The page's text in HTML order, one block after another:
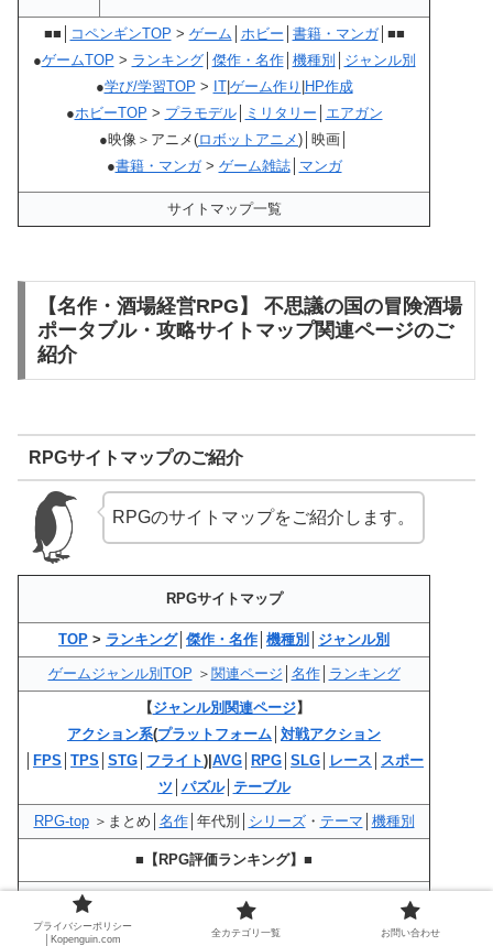
■■│ コペンギンTOP > ゲーム ホビー 書籍・マンガ│■■
●ゲームTOP > ランキング│ 傑作・名作│ 機種別
ジャンル別
●学び/学習TOP > IT| ゲーム作り HP作成
●ホビーTOP > プラモデル│ ミリタリー
エアガン
●映像＞アニメ(ロボットアニメ)│映画│
●書籍・マンガ> ゲーム雑誌│ マンガ
サイトマップ一覧
【名作・酒場経営RPG】 不思議の国の冒険酒場
ポータブル・攻略サイトマップ関連ページのご
紹介
RPGサイトマップのご紹介
RPGのサイトマップをご紹介します。
RPGサイトマップ
TOP > ランキング│ 傑作・名作 機種別 ジャンル別
ゲームジャンル別TOP ＞ 関連ページ 名作│ ランキング
【ジャンル別関連ページ】
アクション系(プラットフォーム 対戦アクション
FPS TPS STG フライト)| AVG RPG SLG レース
スポー
ツ パズル│ テーブル
RPG-top＞まとめ│ 名作│年代別│ シリーズ・ テーマ 機種別
■【RPG評価ランキング】■
【おすすめRPG評価ランキング】
プライバシーポリシー
│Kopenguin.com
全カテゴリ一覧 お問い合わせ